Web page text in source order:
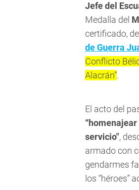
Jefe del
Medalla del
certificado,
de Guerra
Conflicto
Alacrán”.
El acto del
servicio",
armado con
gendarmes
los “héroes”